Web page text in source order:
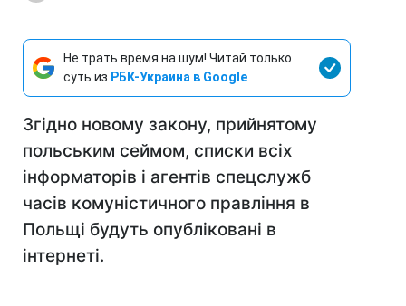
Не трать время на шум! Читай только
суть из РБК-Украина в Google
Згідно новому закону, прийнятому
польським сеймом, списки всіх
інформаторів і агентів спецслужб
часів комуністичного правління в
Польщі будуть опубліковані в
інтернеті.